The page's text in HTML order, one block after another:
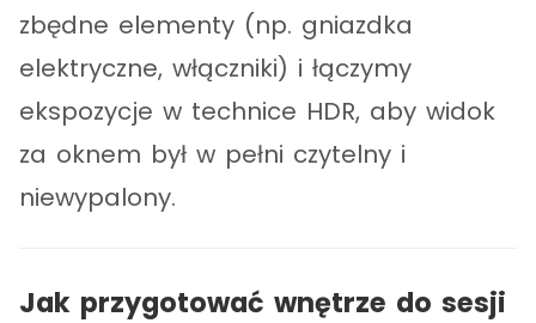
zbędne elementy (np. gniazdka
elektryczne, włączniki) i łączymy
ekspozycje w technice HDR, aby widok
za oknem był w pełni czytelny i
niewypalony.
Jak przygotować wnętrze do sesji